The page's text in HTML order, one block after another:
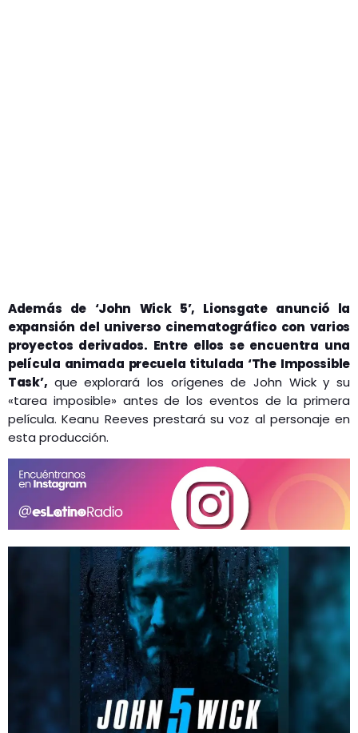
Además de ‘John Wick 5’, Lionsgate anunció la
expansión del universo cinematográfico con varios
proyectos derivados. Entre ellos se encuentra una
película animada precuela titulada ‘The Impossible
Task’, que explorará los orígenes de John Wick y su
«tarea imposible» antes de los eventos de la primera
película. Keanu Reeves prestará su voz al personaje en
esta producción.